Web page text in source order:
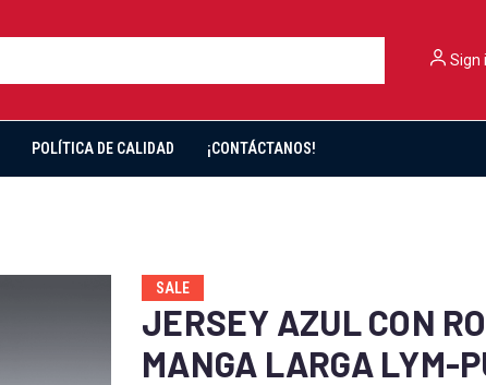
Sign
POLÍTICA DE CALIDAD ¡CONTÁCTANOS!
SALE
JERSEY AZUL CON
MANGA LARGA LYM-